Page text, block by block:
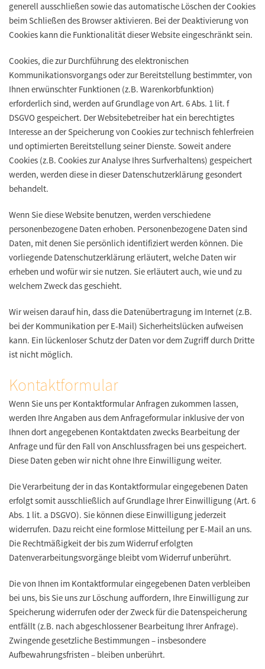
generell ausschließen sowie das automatische Löschen der Cookies
beim Schließen des Browser aktivieren. Bei der Deaktivierung von
Cookies kann die Funktionalität dieser Website eingeschränkt sein.
Cookies, die zur Durchführung des elektronischen
Kommunikationsvorgangs oder zur Bereitstellung bestimmter, von
Ihnen erwünschter Funktionen (z.B. Warenkorbfunktion)
erforderlich sind, werden auf Grundlage von Art. 6 Abs. 1 lit. f
DSGVO gespeichert. Der Websitebetreiber hat ein berechtigtes
Interesse an der Speicherung von Cookies zur technisch fehlerfreien
und optimierten Bereitstellung seiner Dienste. Soweit andere
Cookies (z.B. Cookies zur Analyse Ihres Surfverhaltens) gespeichert
werden, werden diese in dieser Datenschutzerklärung gesondert
behandelt.
Wenn Sie diese Website benutzen, werden verschiedene
personenbezogene Daten erhoben. Personenbezogene Daten sind
Daten, mit denen Sie persönlich identifiziert werden können. Die
vorliegende Datenschutzerklärung erläutert, welche Daten wir
erheben und wofür wir sie nutzen. Sie erläutert auch, wie und zu
welchem Zweck das geschieht.
Wir weisen darauf hin, dass die Datenübertragung im Internet (z.B.
bei der Kommunikation per E-Mail) Sicherheitslücken aufweisen
kann. Ein lückenloser Schutz der Daten vor dem Zugriff durch Dritte
ist nicht möglich.
Kontaktformular
Wenn Sie uns per Kontaktformular Anfragen zukommen lassen,
werden Ihre Angaben aus dem Anfrageformular inklusive der von
Ihnen dort angegebenen Kontaktdaten zwecks Bearbeitung der
Anfrage und für den Fall von Anschlussfragen bei uns gespeichert.
Diese Daten geben wir nicht ohne Ihre Einwilligung weiter.
Die Verarbeitung der in das Kontaktformular eingegebenen Daten
erfolgt somit ausschließlich auf Grundlage Ihrer Einwilligung (Art. 6
Abs. 1 lit. a DSGVO). Sie können diese Einwilligung jederzeit
widerrufen. Dazu reicht eine formlose Mitteilung per E-Mail an uns.
Die Rechtmäßigkeit der bis zum Widerruf erfolgten
Datenverarbeitungsvorgänge bleibt vom Widerruf unberührt.
Die von Ihnen im Kontaktformular eingegebenen Daten verbleiben
bei uns, bis Sie uns zur Löschung auffordern, Ihre Einwilligung zur
Speicherung widerrufen oder der Zweck für die Datenspeicherung
entfällt (z.B. nach abgeschlossener Bearbeitung Ihrer Anfrage).
Zwingende gesetzliche Bestimmungen – insbesondere
Aufbewahrungsfristen – bleiben unberührt.